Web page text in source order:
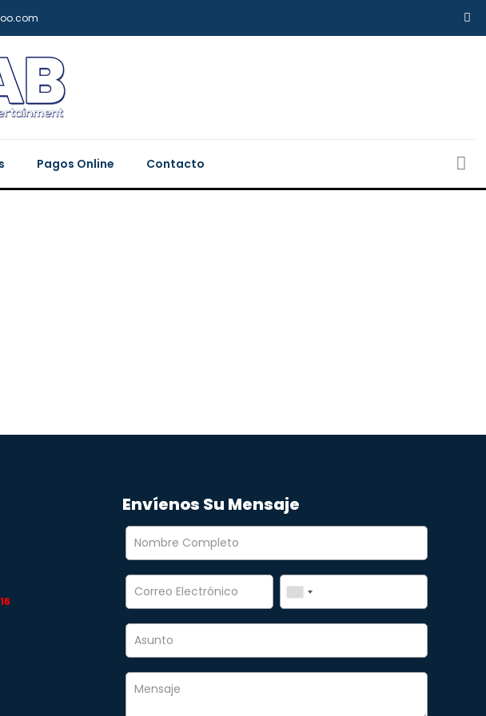
Pagos Online Contacto
Envíenos Su Mensaje